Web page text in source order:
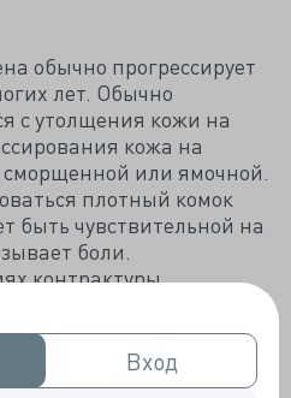
Вход
Вход
обычно прогрессирует
лет. Обычно
с утолщения кожи на
кожа на
или ямочной.
плотный комок
быть чувствительной на
боли.
контрактуры
образуются
могут распространяться
этих шнуров
к ладони, иногда